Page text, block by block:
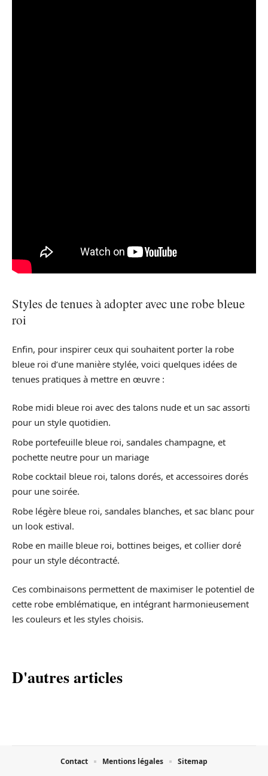
Styles de tenues à adopter avec une robe bleue
roi
Enfin, pour inspirer ceux qui souhaitent porter la robe
bleue roi d’une manière stylée, voici quelques idées de
tenues pratiques à mettre en œuvre :
Robe midi bleue roi avec des talons nude et un sac assorti
pour un style quotidien.
Robe portefeuille bleue roi, sandales champagne, et
pochette neutre pour un mariage
Robe cocktail bleue roi, talons dorés, et accessoires dorés
pour une soirée.
Robe légère bleue roi, sandales blanches, et sac blanc pour
un look estival.
Robe en maille bleue roi, bottines beiges, et collier doré
pour un style décontracté.
Ces combinaisons permettent de maximiser le potentiel de
cette robe emblématique, en intégrant harmonieusement
les couleurs et les styles choisis.
D'autres articles
Contact Mentions légales Sitemap